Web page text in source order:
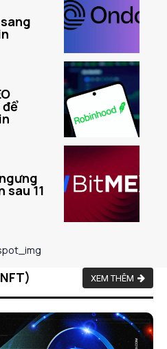
sau 11
XEM THÊM